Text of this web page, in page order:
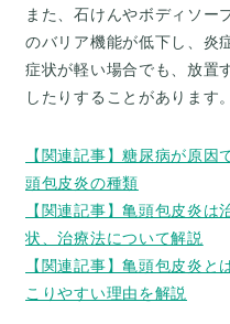
また、石けんやボディソー
のバリア機能が低下し、炎
症状が軽い場合でも、放置
したりすることがあります。
【関連記事】糖尿病が原
頭包皮炎の種類
【関連記事】亀頭包皮炎
状、治療法について解説
【関連記事】亀頭包皮炎
こりやすい理由を解説